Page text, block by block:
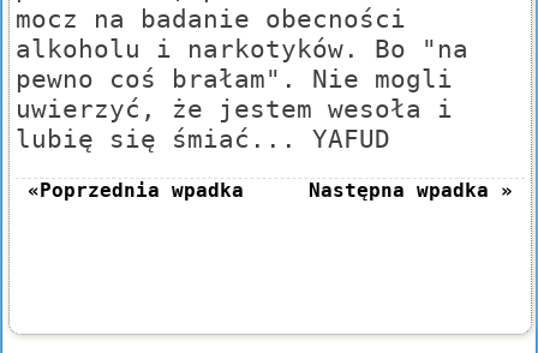
mocz na badanie obecności
alkoholu i narkotyków. Bo "na
pewno coś brałam". Nie mogli
uwierzyć, że jestem wesoła i
lubię się śmiać... YAFUD
«Poprzednia wpadka Następna wpadka »